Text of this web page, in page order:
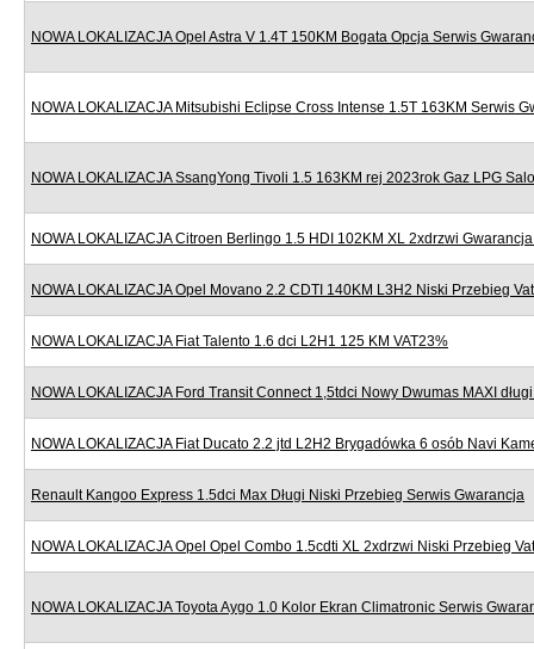
NOWA LOKALIZACJA Opel Astra V 1.4T 150KM Bogata Opcja Serwis
NOWA LOKALIZACJA Mitsubishi Eclipse Cross Intense 1.5T 163KM Serwis
NOWA LOKALIZACJA SsangYong Tivoli 1.5 163KM rej 2023rok Gaz LPG
NOWA LOKALIZACJA Citroen Berlingo 1.5 HDI 102KM XL 2xdrzwi
NOWA LOKALIZACJA Opel Movano 2.2 CDTI 140KM L3H2 Niski Przebieg
NOWA LOKALIZACJA Fiat Talento 1.6 dci L2H1 125 KM VAT23%
NOWA LOKALIZACJA Ford Transit Connect 1,5tdci Nowy Dwumas MAXI
NOWA LOKALIZACJA Fiat Ducato 2.2 jtd L2H2 Brygadówka 6 osób Navi
Renault Kangoo Express 1.5dci Max Długi Niski Przebieg Serwis Gwarancja
NOWA LOKALIZACJA Opel Opel Combo 1.5cdti XL 2xdrzwi Niski Przebieg
NOWA LOKALIZACJA Toyota Aygo 1.0 Kolor Ekran Climatronic Serwis